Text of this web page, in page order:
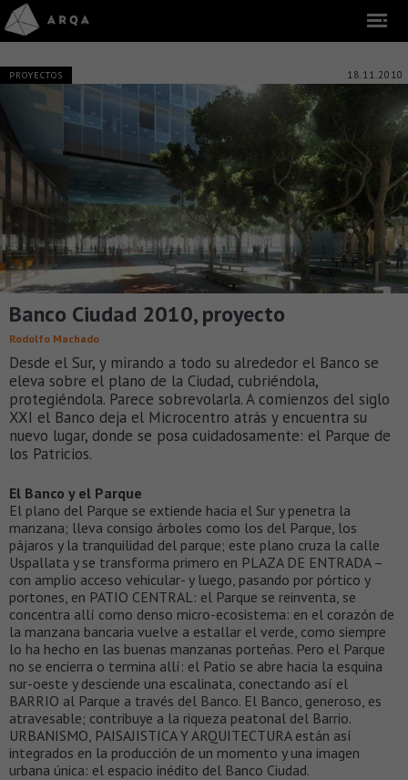
PROYECTOS 18.11.2010
Banco Ciudad 2010, proyecto
Rodolfo Machado
Desde el Sur, y mirando a todo su alrededor el Banco se
eleva sobre el plano de la Ciudad, cubriéndola,
protegiéndola. Parece sobrevolarla. A comienzos del siglo
XXI el Banco deja el Microcentro atrás y encuentra su
nuevo lugar, donde se posa cuidadosamente: el Parque de
los Patricios.
El Banco y el Parque
El plano del Parque se extiende hacia el Sur y penetra la
manzana; lleva consigo árboles como los del Parque, los
pájaros y la tranquilidad del parque; este plano cruza la calle
Uspallata y se transforma primero en PLAZA DE ENTRADA –
con amplio acceso vehicular- y luego, pasando por pórtico y
portones, en PATIO CENTRAL: el Parque se reinventa, se
concentra allí como denso micro-ecosistema: en el corazón de
la manzana bancaria vuelve a estallar el verde, como siempre
lo ha hecho en las buenas manzanas porteñas. Pero el Parque
no se encierra o termina allí: el Patio se abre hacia la esquina
sur-oeste y desciende una escalinata, conectando así el
BARRIO al Parque a través del Banco. El Banco, generoso, es
atravesable; contribuye a la riqueza peatonal del Barrio.
URBANISMO, PAISAJISTICA Y ARQUITECTURA están así
integrados en la producción de un momento y una imagen
urbana única: el espacio inédito del Banco Ciudad.